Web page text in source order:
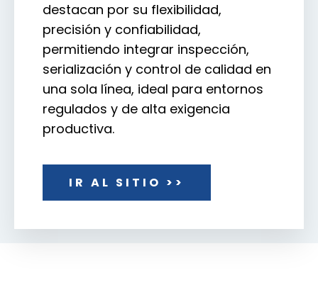
destacan por su flexibilidad,
precisión y confiabilidad,
permitiendo integrar inspección,
serialización y control de calidad en
una sola línea, ideal para entornos
regulados y de alta exigencia
productiva.
IR AL SITIO >>